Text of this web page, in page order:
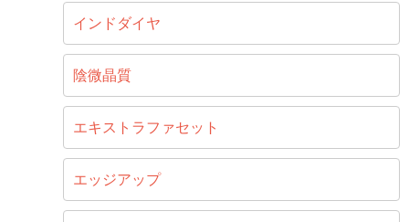
インドダイヤ
陰微晶質
エキストラファセット
エッジアップ